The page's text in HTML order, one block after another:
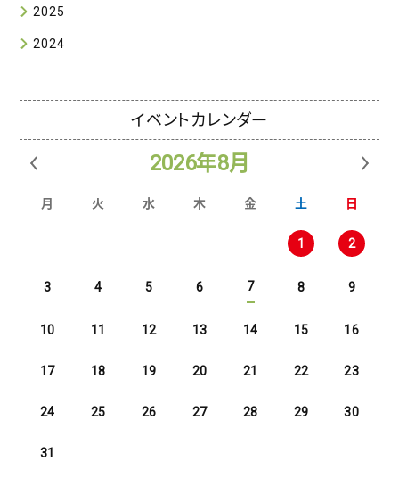
2025
2024
イベントカレンダー
2026年8月
月 火 水 木 金 土 日
1 2
3 4 5 6 7 8 9
10 11 12 13 14 15 16
17 18 19 20 21 22 23
24 25 26 27 28 29 30
31